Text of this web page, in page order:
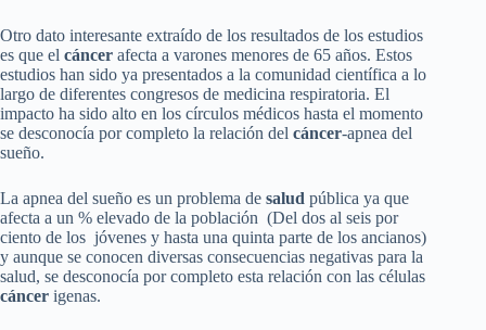
Otro dato interesante extraído de los resultados de los estudios
es que el cáncer afecta a varones menores de 65 años. Estos
estudios han sido ya presentados a la comunidad científica a lo
largo de diferentes congresos de medicina respiratoria. El
impacto ha sido alto en los círculos médicos hasta el momento
se desconocía por completo la relación del cáncer-apnea del
sueño.
La apnea del sueño es un problema de salud pública ya que
afecta a un % elevado de la población (Del dos al seis por
ciento de los jóvenes y hasta una quinta parte de los ancianos)
y aunque se conocen diversas consecuencias negativas para la
salud, se desconocía por completo esta relación con las células
cáncer igenas.